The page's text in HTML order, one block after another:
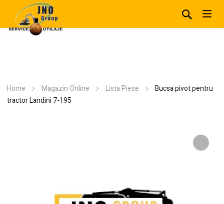
Home Magazin Online Lista Piese
Bucsa pivot pentru
tractor Landini 7-195